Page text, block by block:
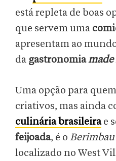
está repleta de boas
que servem uma
apresentam ao
da gastronomiamade
Uma opção para
criativos, mas ainda
culinária brasileirae
feijoada, é o
localizado no West